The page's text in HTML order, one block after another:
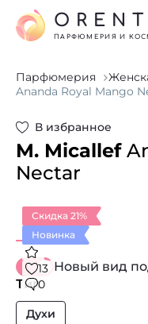
ПАРФЮМЕРИЯ И
Парфюмерия
Ananda Royal Mango
В избранное
M. Micallef
Nectar
Скидка 21%
Новинка
13
0
Новый вид
Тип
Духи